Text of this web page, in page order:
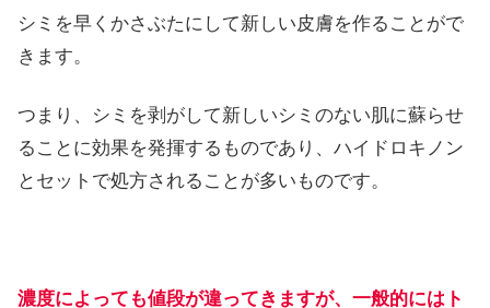
シミを早くかさぶたにして新しい皮膚を作ることがで
きます。
つまり、シミを剥がして新しいシミのない肌に蘇らせ
ることに効果を発揮するものであり、ハイドロキノン
とセットで処方されることが多いものです。
濃度によっても値段が違ってきますが、一般的にはト